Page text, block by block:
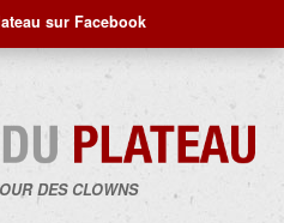
sur Facebook
DES CLOWNS